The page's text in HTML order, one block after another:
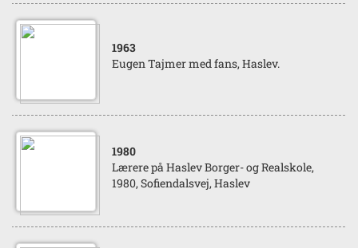
1963
Eugen Tajmer med fans, Haslev.
1980
Lærere på Haslev Borger- og Realskole,
1980, Sofiendalsvej, Haslev